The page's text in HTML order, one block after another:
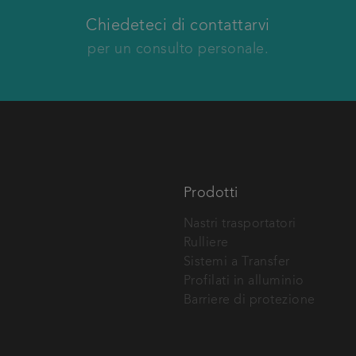
Chiedeteci di contattarvi
per un consulto personale.
Vi richiameremo
Prodotti
Nastri trasportatori
Rulliere
Sistemi a Transfer
Profilati in alluminio
Barriere di protezione